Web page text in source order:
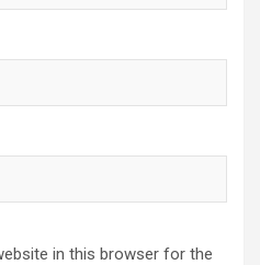
in this browser for the